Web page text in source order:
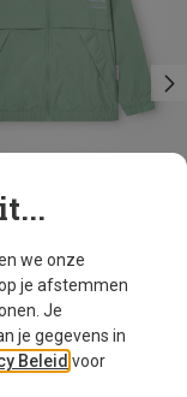
32%
we onze
je afstemmen
Je
je gegevens in
Beleid voor